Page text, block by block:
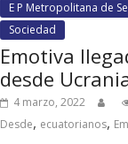
E P Metropolitana de
Sociedad
Emotiva
desde
4 marzo, 2022
Desde, ecuatorianos,